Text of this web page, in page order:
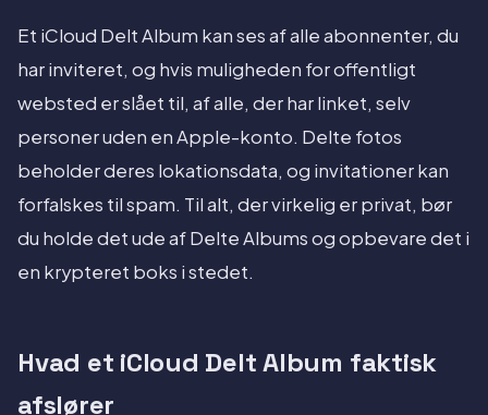
Et iCloud Delt Album kan ses af alle abonnenter, du
har inviteret, og hvis muligheden for offentligt
websted er slået til, af alle, der har linket, selv
personer uden en Apple-konto. Delte fotos
beholder deres lokationsdata, og invitationer kan
forfalskes til spam. Til alt, der virkelig er privat, bør
du holde det ude af Delte Albums og opbevare det i
en krypteret boks i stedet.
Hvad et iCloud Delt Album faktisk
afslører